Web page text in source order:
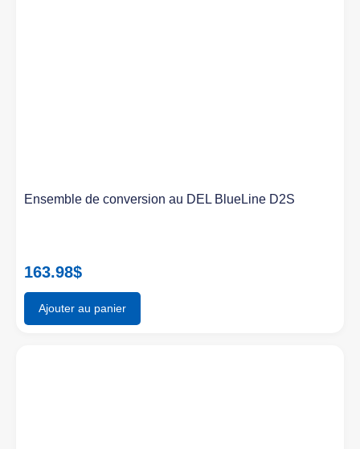
Ensemble de conversion au DEL BlueLine D2S
163.98$
Ajouter au panier